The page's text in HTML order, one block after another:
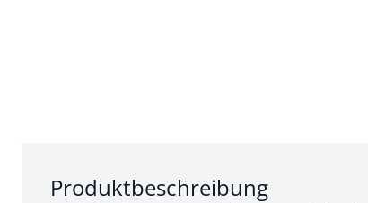
Abschnitt 1 von 3:
Produktbeschreibung